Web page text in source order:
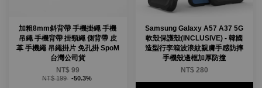
加粗8mm斜背帶 手機掛繩 手機
吊繩 手機背帶 掛頸繩 側背帶 皮
革 手機繩 吊繩掛片 免孔掛 SpoM
台灣公司貨
NT$ 99
NT$ 199 -50.3%
Samsung Galaxy A57 A37 5G
軟殼保護殼(INCLUSIVE) - 韓國
造型行李箱波浪紋親膚手感防摔
手機殼邊框加厚防撞
NT$ 280